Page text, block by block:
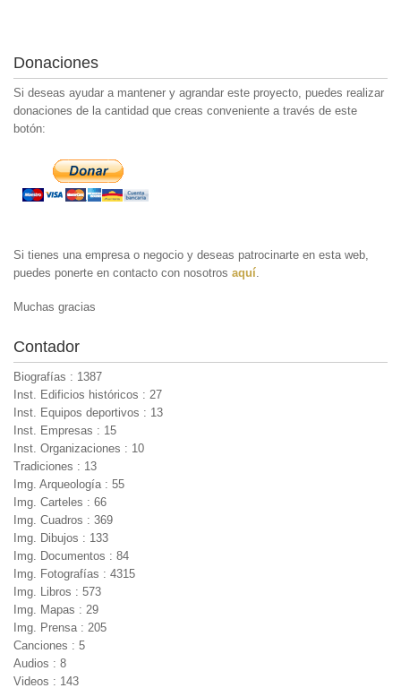
Donaciones
Si deseas ayudar a mantener y agrandar este proyecto, puedes realizar
donaciones de la cantidad que creas conveniente a través de este
botón:
Si tienes una empresa o negocio y deseas patrocinarte en esta web,
puedes ponerte en contacto con nosotros aquí
Muchas gracias
Contador
Biografías : 1387
Inst. Edificios históricos : 27
Inst. Equipos deportivos : 13
Inst. Empresas : 15
Inst. Organizaciones : 10
Tradiciones : 13
Img. Arqueología : 55
Img. Carteles : 66
Img. Cuadros : 369
Img. Dibujos : 133
Img. Documentos : 84
Img. Fotografías : 4315
Img. Libros : 573
Img. Mapas : 29
Img. Prensa : 205
Canciones : 5
Audios : 8
Videos : 143